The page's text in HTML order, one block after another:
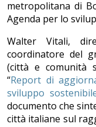
metropolitana di
Agenda per lo
Walter Vitali,
coordinatore del
(città e comunità
“Report di
sviluppo
documento che
città italiane sul